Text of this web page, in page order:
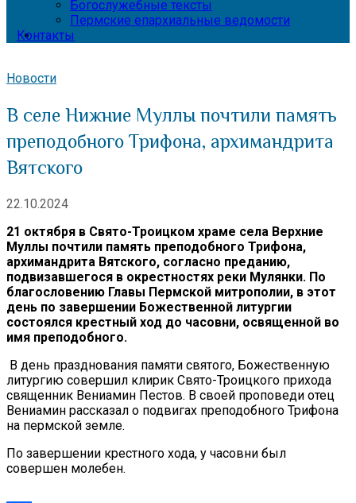
Богослужебные тексты
Пермские епархиальные ведомости
Контакты
Новости
В селе Нижние Муллы почтили память
преподобного Трифона, архимандрита
Вятского
22.10.2024
21 октября в Свято-Троицком храме села Верхние
Муллы почтили память преподобного Трифона,
архимандрита Вятского, согласно преданию,
подвизавшегося в окрестностях реки Мулянки. По
благословению Главы Пермской митрополии, в этот
день по завершении Божественной литургии
состоялся крестный ход до часовни, освященной во
имя преподобного.
В день празднования памяти святого, Божественную
литургию совершил клирик Свято-Троицкого прихода
священник Вениамин Пестов. В своей проповеди отец
Вениамин рассказал о подвигах преподобного Трифона
на пермской земле.
По завершении крестного хода, у часовни был
совершен молебен.